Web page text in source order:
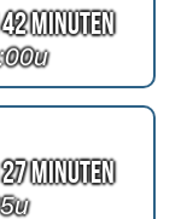
Minuten
Minuten